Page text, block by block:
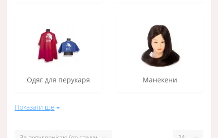
Одяг для перукаря Манекени
Показати ще